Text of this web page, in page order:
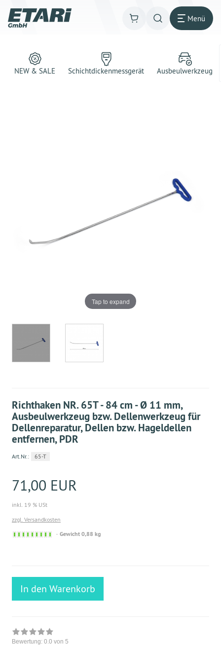
Menü
NEW & SALE Schichtdickenmessgerät Ausbeulwerkzeug
Tap to expand
Richthaken NR. 65T - 84 cm - Ø 11 mm,
Ausbeulwerkzeug bzw. Dellenwerkzeug für
Dellenreparatur, Dellen bzw. Hageldellen
entfernen, PDR
Art.Nr.: 65-T
71,00 EUR
inkl. 19 % USt
zzgl. Versandkosten
Sofort
Gewicht 0,88 kg
In den Warenkorb
Bewertung: 0.0 von 5